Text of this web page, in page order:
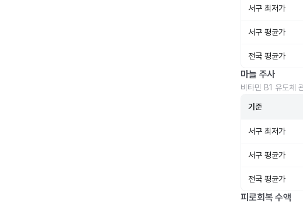
서구 최저가
서구 평균가
전국 평균가
마늘 주사
비타민 B1 유도체
기준
서구 최저가
서구 평균가
전국 평균가
피로회복 수액